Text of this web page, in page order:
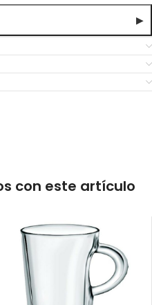
▶
con este artículo